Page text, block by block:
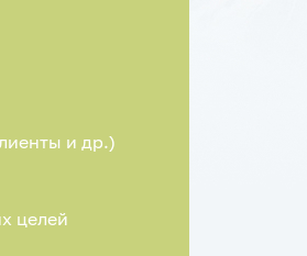
и др.)
целей